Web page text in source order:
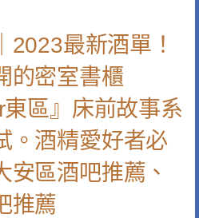
2023最新酒單！
的密室書櫃
東區』床前故事系
。酒精愛好者必
安區酒吧推薦、
推薦